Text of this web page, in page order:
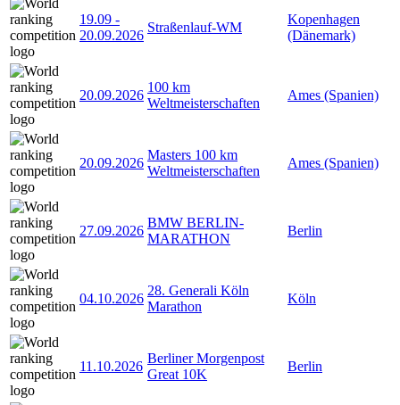
19.09 -
20.09.2026
Straßenlauf-WM
Kopenhagen
(Dänemark)
20.09.2026
100 km
Weltmeisterschaften
Ames (Spanien)
20.09.2026
Masters 100 km
Weltmeisterschaften
Ames (Spanien)
27.09.2026
BMW BERLIN-
MARATHON
Berlin
04.10.2026
28. Generali Köln
Marathon
Köln
11.10.2026
Berliner Morgenpost
Great 10K
Berlin